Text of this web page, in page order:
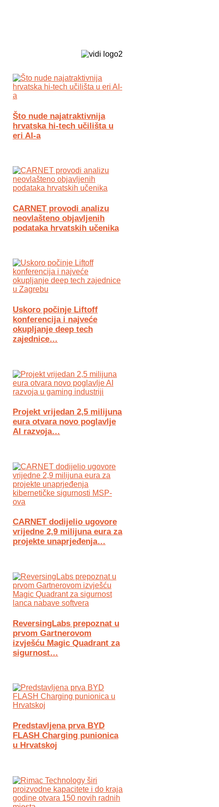
Što nude najatraktivnija
hrvatska hi-tech učilišta u
eri AI-a
CARNET provodi analizu
neovlašteno objavljenih
podataka hrvatskih učenika
Uskoro počinje Liftoff
konferencija i najveće
okupljanje deep tech
zajednice…
Projekt vrijedan 2,5 milijuna
eura otvara novo poglavlje
AI razvoja…
CARNET dodijelio ugovore
vrijedne 2,9 milijuna eura za
projekte unaprjeđenja…
ReversingLabs prepoznat u
prvom Gartnerovom
izvješću Magic Quadrant za
sigurnost…
Predstavljena prva BYD
FLASH Charging punionica
u Hrvatskoj